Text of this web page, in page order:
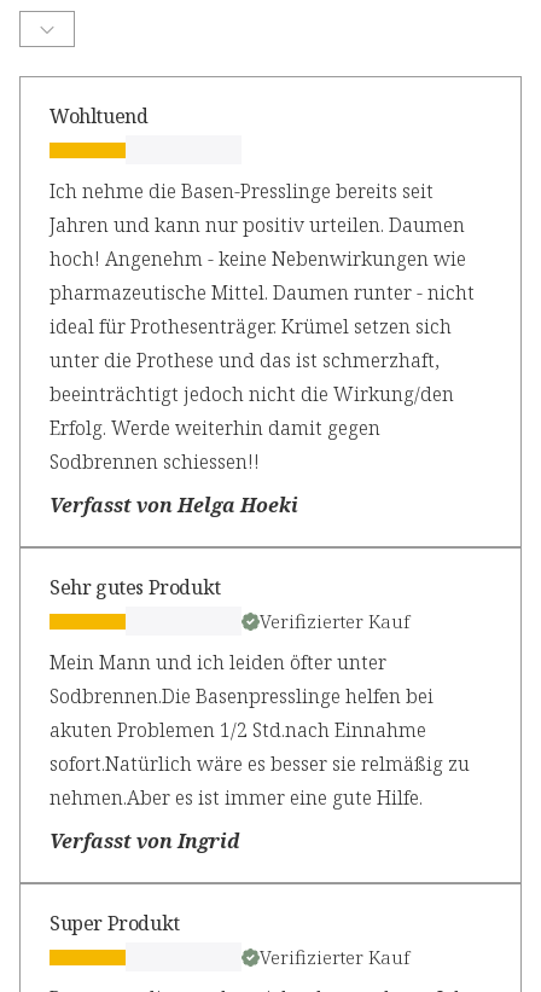
Wohltuend
Ich nehme die Basen-Presslinge bereits seit
Jahren und kann nur positiv urteilen. Daumen
hoch! Angenehm - keine Nebenwirkungen wie
pharmazeutische Mittel. Daumen runter - nicht
ideal für Prothesenträger. Krümel setzen sich
unter die Prothese und das ist schmerzhaft,
beeinträchtigt jedoch nicht die Wirkung/den
Erfolg. Werde weiterhin damit gegen
Sodbrennen schiessen!!
Verfasst von Helga Hoeki
Sehr gutes Produkt
Verifizierter Kauf
Mein Mann und ich leiden öfter unter
Sodbrennen.Die Basenpresslinge helfen bei
akuten Problemen 1/2 Std.nach Einnahme
sofort.Natürlich wäre es besser sie relmäßig zu
nehmen.Aber es ist immer eine gute Hilfe.
Verfasst von Ingrid
Super Produkt
Verifizierter Kauf